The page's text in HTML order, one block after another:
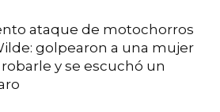
ataque de motochorros
golpearon a una mujer
robarle y se escuchó un